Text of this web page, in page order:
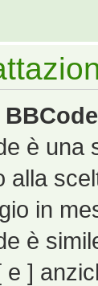
è una
alla
in
è
e ]